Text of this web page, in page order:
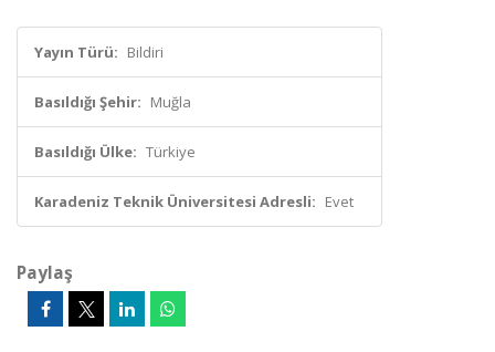
Yayın Türü: Bildiri
Basıldığı Şehir: Muğla
Basıldığı Ülke: Türkiye
Karadeniz Teknik Üniversitesi Adresli: Evet
Paylaş